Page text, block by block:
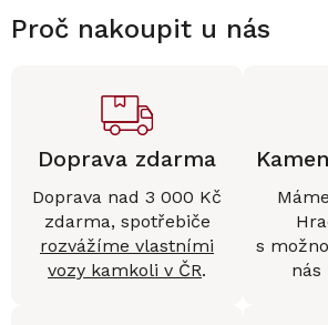
Proč nakoupit u nás
Doprava zdarma
Doprava nad 3 000 Kč
zdarma, spotřebiče
rozvážíme vlastními
vozy kamkoli v ČR.
Máme
s
nás